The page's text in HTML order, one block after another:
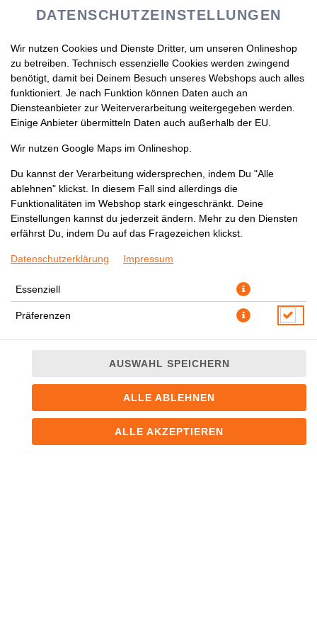
A1.MISO SOUP
mit Tofu, Seealgen und Frühlingszwibeln
JETZT BESTELLEN
DATENSCHUTZEINSTELLUNGEN
Wir nutzen Cookies und Dienste Dritter, um unseren Onlineshop
zu betreiben. Technisch essenzielle Cookies werden zwingend
benötigt, damit bei Deinem Besuch unseres Webshops auch alles
funktioniert. Je nach Funktion können Daten auch an
Diensteanbieter zur Weiterverarbeitung weitergegeben werden.
Einige Anbieter übermitteln Daten auch außerhalb der EU.
Wir nutzen Google Maps im Onlineshop.
Du kannst der Verarbeitung widersprechen, indem Du "Alle
ablehnen" klickst. In diesem Fall sind allerdings die
Funktionalitäten im Webshop stark eingeschränkt. Deine
Einstellungen kannst du jederzeit ändern. Mehr zu den Diensten
erfährst Du, indem Du auf das Fragezeichen klickst.
Datenschutzerklärung Impressum
Essenziell
Präferenzen
AUSWAHL SPEICHERN
ALLE ABLEHNEN
ALLE AKZEPTIEREN